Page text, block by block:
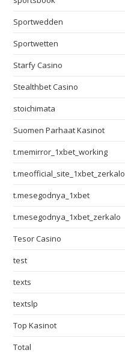
Sportwedden
Sportwetten
Starfy Casino
Stealthbet Casino
stoichimata
Suomen Parhaat Kasinot
t.memirror_1xbet_working
t.meofficial_site_1xbet_zerkalo
t.mesegodnya_1xbet
t.mesegodnya_1xbet_zerkalo
Tesor Casino
test
texts
textslp
Top Kasinot
Total